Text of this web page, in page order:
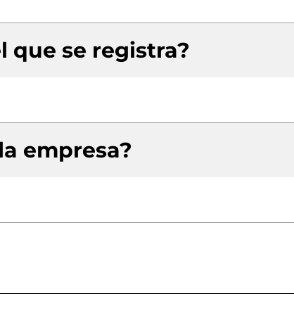
que se registra?
empresa?